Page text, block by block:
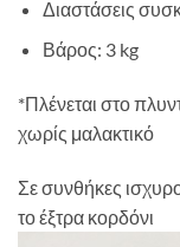
Διαστάσεις
Βάρος: 3 kg
*Πλένεται στο
χωρίς μαλακτικό
Σε συνθήκες
το έξτρα κορδόνι